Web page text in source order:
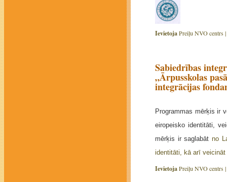
IevietojaPreiļu NVO centrs |
Sabiedrības
„Ārpusskolas
integrācijas
Programmas mērķis ir
eiropeisko identitāti,
mērķis ir saglabāt no
identitāti, kā arī
IevietojaPreiļu NVO centrs |